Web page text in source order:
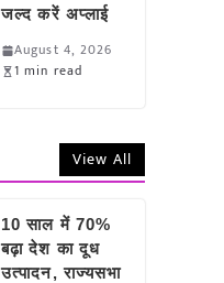
जल्द करें अप्लाई
August 4, 2026
1 min read
View All
10 साल में 70%
बढ़ा देश का दूध
उत्पादन, राज्यसभा